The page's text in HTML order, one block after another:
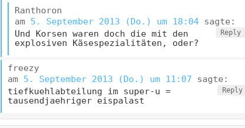
Ranthoron
am 5. September 2013 (Do.) um 18:04 sagte:
Reply
Und Korsen waren doch die mit den
explosiven Käsespezialitäten, oder?
freezy
am 5. September 2013 (Do.) um 11:07 sagte:
Reply
tiefkuehlabteilung im super-u =
tausendjaehriger eispalast